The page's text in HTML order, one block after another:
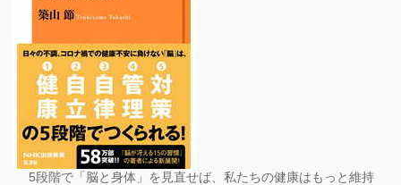
5段階で「脳と身体」を見直せば、私たちの健康はもっと維持